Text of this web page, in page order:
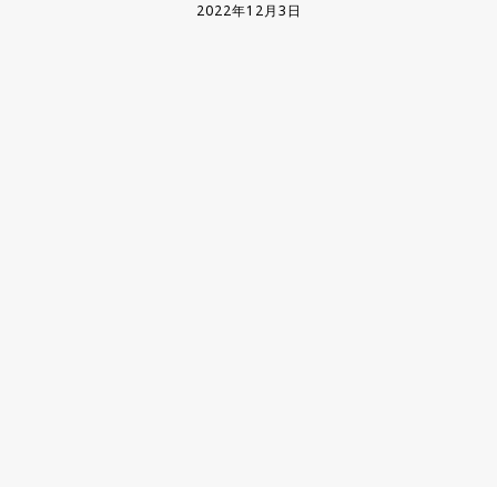
2022年12月3日